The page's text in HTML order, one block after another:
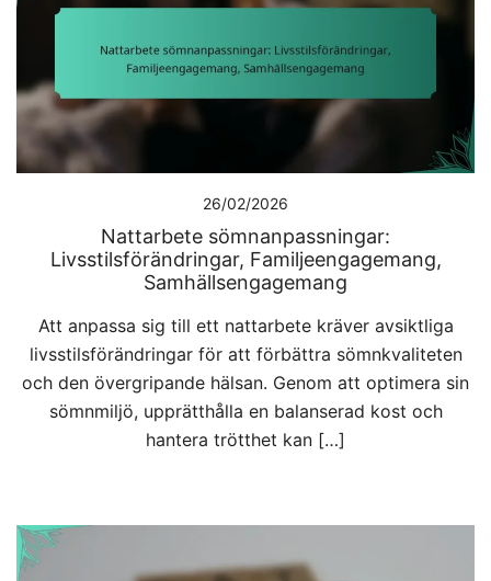
26/02/2026
Nattarbete sömnanpassningar:
Livsstilsförändringar, Familjeengagemang,
Samhällsengagemang
Att anpassa sig till ett nattarbete kräver avsiktliga
livsstilsförändringar för att förbättra sömnkvaliteten
och den övergripande hälsan. Genom att optimera sin
sömnmiljö, upprätthålla en balanserad kost och
hantera trötthet kan […]